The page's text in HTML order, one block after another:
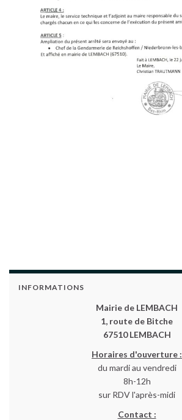
INFORMATIONS
Mairie de LEMBACH
1, route de Bitche
67510 LEMBACH
Horaires d'ouverture :
du mardi au vendredi
8h-12h
sur RDV l'après-midi
Contact :